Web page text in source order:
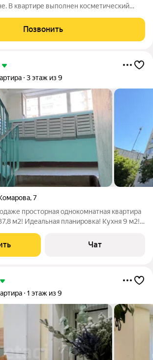
В квартире выполнен косметический
включена в стоимость и останется
не
Позвонить
3 этаж из 9
,7
просторная однокомнатная квартира
м2! Идеальная планировка! Кухня 9 м2!
срочных вложений, можно заехать и жить.
Чат
1 этаж из 9